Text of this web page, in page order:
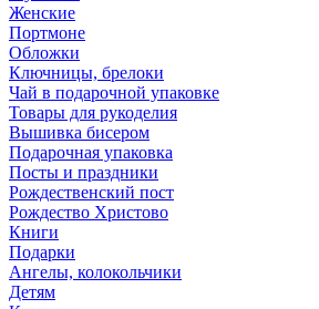
Женские
Портмоне
Обложки
Ключницы, брелоки
Чай в подарочной упаковке
Товары для рукоделия
Вышивка бисером
Подарочная упаковка
Посты и праздники
Рождественский пост
Рождество Христово
Книги
Подарки
Ангелы, колокольчики
Детям